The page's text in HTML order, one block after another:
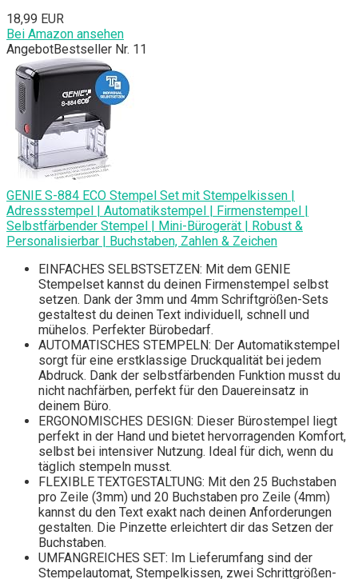
18,99 EUR
Bei Amazon ansehen
AngebotBestseller Nr. 11
GENIE S-884 ECO Stempel Set mit Stempelkissen |
Adressstempel | Automatikstempel | Firmenstempel |
Selbstfärbender Stempel | Mini-Bürogerät | Robust &
Personalisierbar | Buchstaben, Zahlen & Zeichen
EINFACHES SELBSTSETZEN: Mit dem GENIE
Stempelset kannst du deinen Firmenstempel selbst
setzen. Dank der 3mm und 4mm Schriftgrößen-Sets
gestaltest du deinen Text individuell, schnell und
mühelos. Perfekter Bürobedarf.
AUTOMATISCHES STEMPELN: Der Automatikstempel
sorgt für eine erstklassige Druckqualität bei jedem
Abdruck. Dank der selbstfärbenden Funktion musst du
nicht nachfärben, perfekt für den Dauereinsatz in
deinem Büro.
ERGONOMISCHES DESIGN: Dieser Bürostempel liegt
perfekt in der Hand und bietet hervorragenden Komfort,
selbst bei intensiver Nutzung. Ideal für dich, wenn du
täglich stempeln musst.
FLEXIBLE TEXTGESTALTUNG: Mit den 25 Buchstaben
pro Zeile (3mm) und 20 Buchstaben pro Zeile (4mm)
kannst du den Text exakt nach deinen Anforderungen
gestalten. Die Pinzette erleichtert dir das Setzen der
Buchstaben.
UMFANGREICHES SET: Im Lieferumfang sind der
Stempelautomat, Stempelkissen, zwei Schrittgrößen-